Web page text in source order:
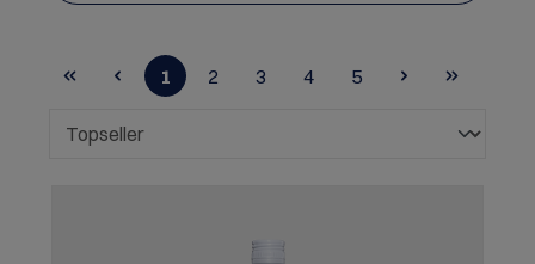
Seite
1
Seite
2
Seite
3
Seite
4
Seite
5